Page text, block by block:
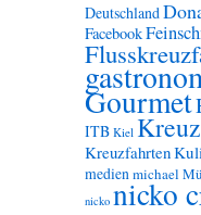
Deutschland
Facebook
Gourmet
ITB Kiel
Kreuzfahrten
medienmichael
nicko nicko